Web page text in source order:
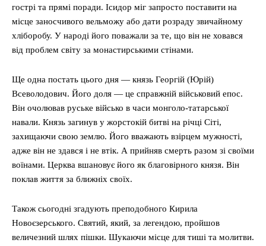
гострі та прямі поради. Ісидор міг запросто поставити на
місце заносчивого вельможу або дати розраду звичайному
хліборобу. У народі його поважали за те, що він не ховався
від проблем світу за монастирськими стінами.
Ще одна постать цього дня — князь Георгій (Юрій)
Всеволодович. Його доля — це справжній військовий епос.
Він очолював руське військо в часи монголо-татарської
навали. Князь загинув у жорстокій битві на річці Сіті,
захищаючи свою землю. Його вважають взірцем мужності,
адже він не здався і не втік. А прийняв смерть разом зі своїми
воїнами. Церква вшановує його як благовірного князя. Він
поклав життя за ближніх своїх.
Також сьогодні згадують преподобного Кирила
Новоєзерського. Святий, який, за легендою, пройшов
величезний шлях пішки. Шукаючи місце для тиші та молитви.